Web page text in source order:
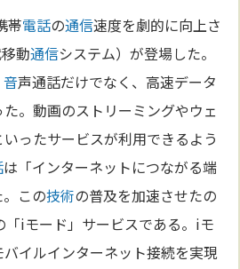
帯電話の通信速度を劇的に向上さ
動通信システム）が登場した。
音声通話だけでなく、高速データ
。動画のストリーミングやウェ
いったサービスが利用できるよう
は「インターネットにつながる端
。この技術の普及を加速させたの
「iモード」サービスである。iモ
イルインターネット接続を実現